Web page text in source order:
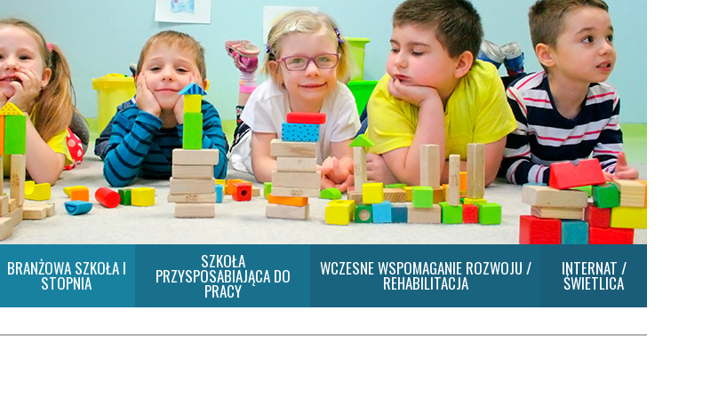
BRANŻOWA SZKOŁA I
STOPNIA
SZKOŁA
PRZYSPOSABIAJĄCA DO
PRACY
WCZESNE WSPOMAGANIE ROZWOJU /
REHABILITACJA
INTERNAT /
ŚWIETLICA